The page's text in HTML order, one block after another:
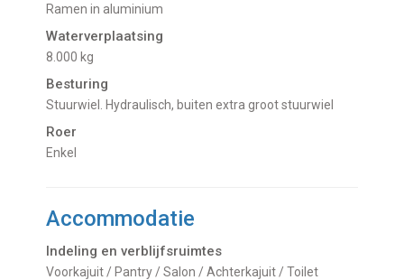
Ramen in aluminium
Waterverplaatsing
8.000 kg
Besturing
Stuurwiel. Hydraulisch, buiten extra groot stuurwiel
Roer
Enkel
Accommodatie
Indeling en verblijfsruimtes
Voorkajuit / Pantry / Salon / Achterkajuit / Toilet